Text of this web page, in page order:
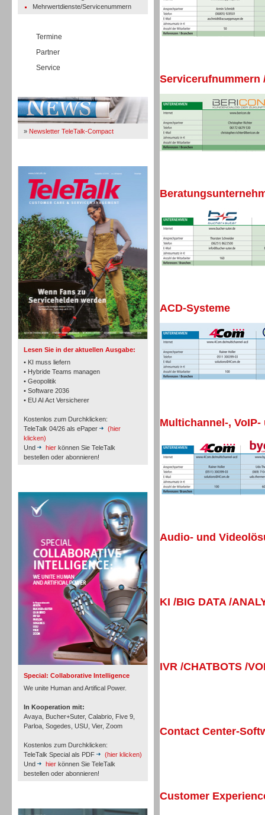
Mehrwertdienste/Servicenummern
Termine
Partner
Service
» Newsletter TeleTalk-Compact
Lesen Sie in der aktuellen Ausgabe:
• KI muss liefern
• Hybride Teams managen
• Geopolitik
• Software 2036
• EU AI Act Versicherer
Kostenlos zum Durchklicken:
TeleTalk 04/26 als ePaper
(hier
klicken)
Und
hier können Sie TeleTalk
bestellen oder abonnieren!
Special: Collaborative Intelligence
We unite Human and Artifical Power.
In Kooperation mit:
Avaya, Bucher+Suter, Calabrio, Five 9,
Parloa, Sogedes, USU, Vier, Zoom
Kostenlos zum Durchklicken:
TeleTalk Special als PDF
(hier klicken)
Und
hier können Sie TeleTalk
bestellen oder abonnieren!
TK- und ACD-Systeme
Workforce-Management
Personal
Inbound
Servicerufnummern
ACD-Systeme
Multichannel-,
Audio- und
KI /BIG DATA /
IVR /CHATBOTS /
Contact Center-
Customer